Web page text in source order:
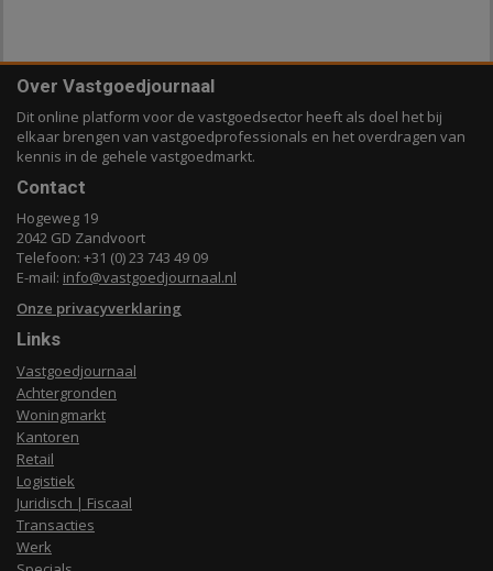
Over Vastgoedjournaal
Dit online platform voor de vastgoedsector heeft als doel het bij
elkaar brengen van vastgoedprofessionals en het overdragen van
kennis in de gehele vastgoedmarkt.
Contact
Hogeweg 19
2042 GD Zandvoort
Telefoon: +31 (0) 23 743 49 09
E-mail: info@vastgoedjournaal.nl
Onze privacyverklaring
Links
Vastgoedjournaal
Achtergronden
Woningmarkt
Kantoren
Retail
Logistiek
Juridisch | Fiscaal
Transacties
Werk